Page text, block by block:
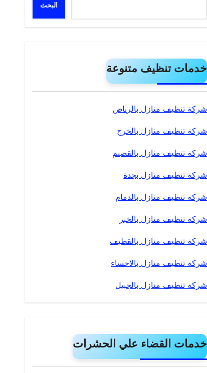
البحث
خدمات تنظيف متنوعة
شركة تنظيف منازل بالرياض
شركة تنظيف منازل بالخرج
شركة تنظيف منازل بالقصيم
شركة تنظيف منازل بجدة
شركة تنظيف منازل بالدمام
شركة تنظيف منازل بالخبر
شركة تنظيف منازل بالقطيف
شركة تنظيف منازل بالاحساء
شركة تنظيف منازل بالجبيل
خدمات القضاء علي الحشرات